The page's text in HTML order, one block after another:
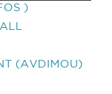
)
(AVDIMOU)